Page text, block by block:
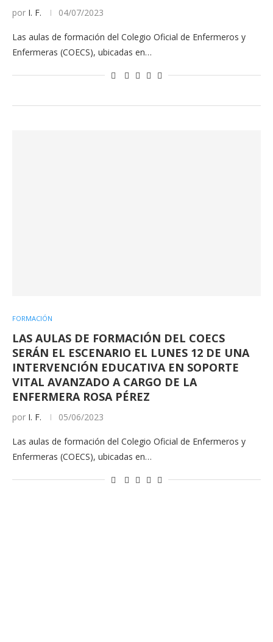
por I. F. 04/07/2023
Las aulas de formación del Colegio Oficial de Enfermeros y
Enfermeras (COECS), ubicadas en…
FORMACIÓN
LAS AULAS DE FORMACIÓN DEL COECS
SERÁN EL ESCENARIO EL LUNES 12 DE UNA
INTERVENCIÓN EDUCATIVA EN SOPORTE
VITAL AVANZADO A CARGO DE LA
ENFERMERA ROSA PÉREZ
por I. F. 05/06/2023
Las aulas de formación del Colegio Oficial de Enfermeros y
Enfermeras (COECS), ubicadas en…